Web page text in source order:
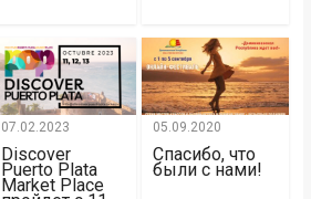
07.02.2023
Discover
Puerto Plata
Market Place
05.09.2020
Спасибо, что
были с нами!